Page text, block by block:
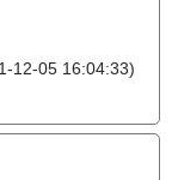
12-05 16:04:33)